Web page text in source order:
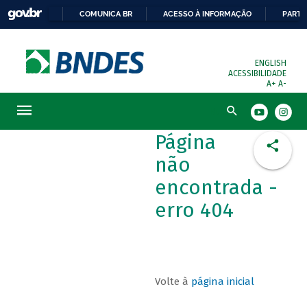
COMUNICA BR ACESSO À INFORMAÇÃO
ENGLISH
ACESSIBILIDADE
A+ A-
Busca
Página
não
encontrada -
erro 404
Volte à página inicial